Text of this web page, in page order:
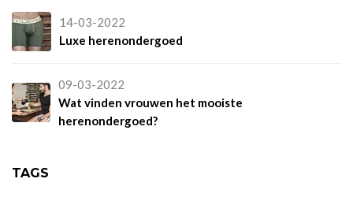
14-03-2022
Luxe herenondergoed
09-03-2022
Wat vinden vrouwen het mooiste
herenondergoed?
TAGS